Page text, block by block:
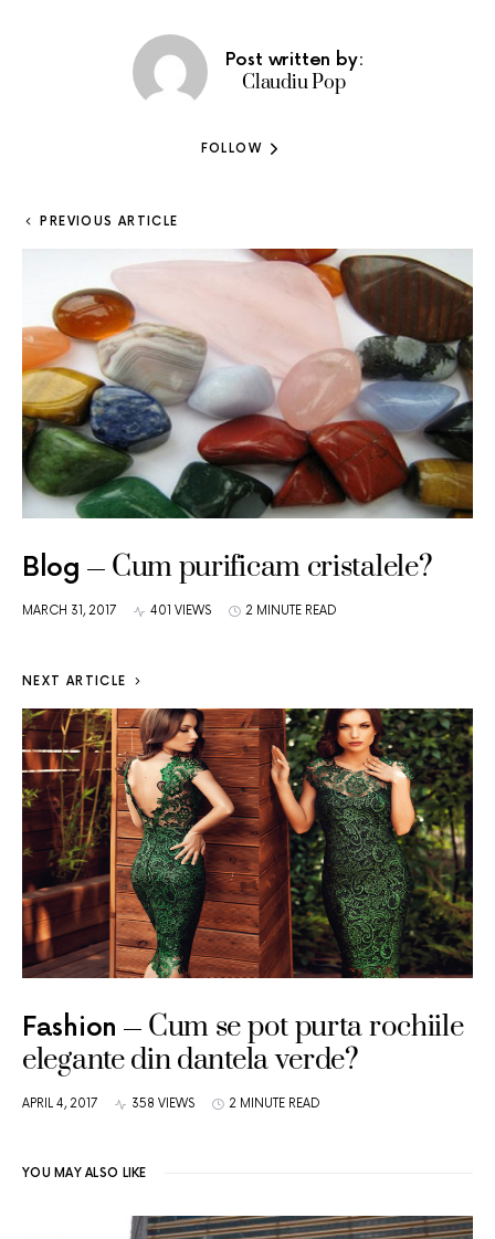
Post written by:
Claudiu Pop
FOLLOW
PREVIOUS ARTICLE
Blog Cum purificam cristalele?
MARCH 31, 2017 401 VIEWS 2 MINUTE READ
NEXT ARTICLE
Fashion
Cum se pot purta rochiile
elegante din dantela verde?
APRIL 4, 2017 358 VIEWS 2 MINUTE READ
YOU MAY ALSO LIKE